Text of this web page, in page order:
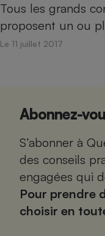
Tous les grands
proposent un ou
Le 11 juillet 2017
Abonnez-
S’abonner à
des conseils
engagées qui
Pour prendre
choisir en